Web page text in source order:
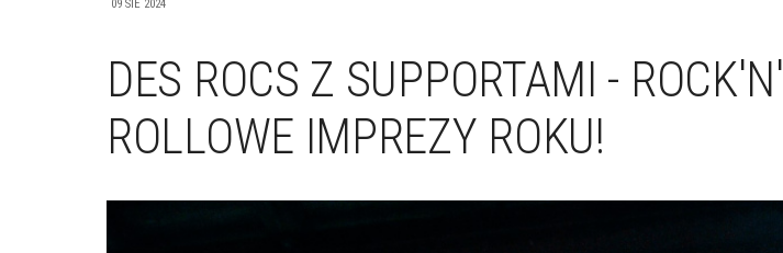
09 SIE 2024
DES ROCS Z SUPPORTAMI - ROCK'N'
ROLLOWE IMPREZY ROKU!